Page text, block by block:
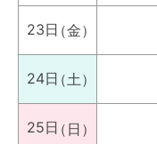
23日（金）
24日（土）
25日（日）